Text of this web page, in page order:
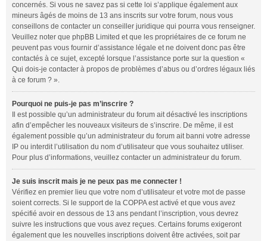
concernés. Si vous ne savez pas si cette loi s’applique également aux
mineurs âgés de moins de 13 ans inscrits sur votre forum, nous vous
conseillons de contacter un conseiller juridique qui pourra vous renseigner.
Veuillez noter que phpBB Limited et que les propriétaires de ce forum ne
peuvent pas vous fournir d’assistance légale et ne doivent donc pas être
contactés à ce sujet, excepté lorsque l’assistance porte sur la question «
Qui dois-je contacter à propos de problèmes d’abus ou d’ordres légaux liés
à ce forum ? ».
Pourquoi ne puis-je pas m’inscrire ?
Il est possible qu’un administrateur du forum ait désactivé les inscriptions
afin d’empêcher les nouveaux visiteurs de s’inscrire. De même, il est
également possible qu’un administrateur du forum ait banni votre adresse
IP ou interdit l’utilisation du nom d’utilisateur que vous souhaitez utiliser.
Pour plus d’informations, veuillez contacter un administrateur du forum.
Je suis inscrit mais je ne peux pas me connecter !
Vérifiez en premier lieu que votre nom d’utilisateur et votre mot de passe
soient corrects. Si le support de la COPPA est activé et que vous avez
spécifié avoir en dessous de 13 ans pendant l’inscription, vous devrez
suivre les instructions que vous avez reçues. Certains forums exigeront
également que les nouvelles inscriptions doivent être activées, soit par